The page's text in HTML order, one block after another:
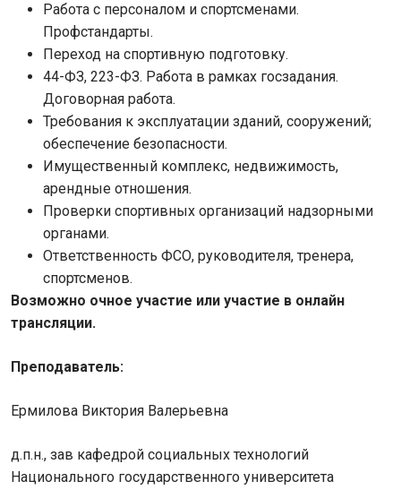
Работа с персоналом и спортсменами.
Профстандарты.
Переход на спортивную подготовку.
44-ФЗ, 223-ФЗ. Работа в рамках госзадания.
Договорная работа.
Требования к эксплуатации зданий, сооружений;
обеспечение безопасности.
Имущественный комплекс, недвижимость,
арендные отношения.
Проверки спортивных организаций надзорными
органами.
Ответственность ФСО, руководителя, тренера,
спортсменов.
Возможно очное участие или участие в онлайн
трансляции.
Преподаватель:
Ермилова Виктория Валерьевна
д.п.н., зав кафедрой социальных технологий
Национального государственного университета